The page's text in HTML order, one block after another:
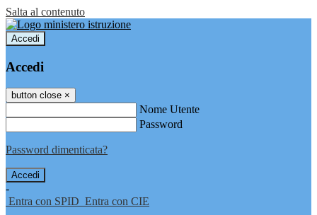
Salta al contenuto
Accedi
Accedi
button close ×
Nome Utente
Password
Password dimenticata?
-
Entra con SPID Entra con CIE